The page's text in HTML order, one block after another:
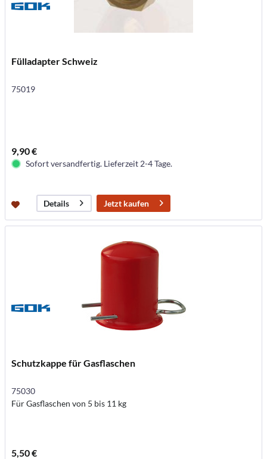
Fülladapter Schweiz
75019
9,90 €
Sofort versandfertig. Lieferzeit 2-4 Tage.
Details Jetzt kaufen
Schutzkappe für Gasflaschen
75030
Für Gasflaschen von 5 bis 11 kg
5,50 €